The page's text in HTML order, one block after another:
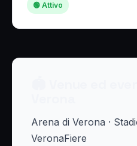
🟢 Attivo
Arena di Verona ·
VeronaFiere